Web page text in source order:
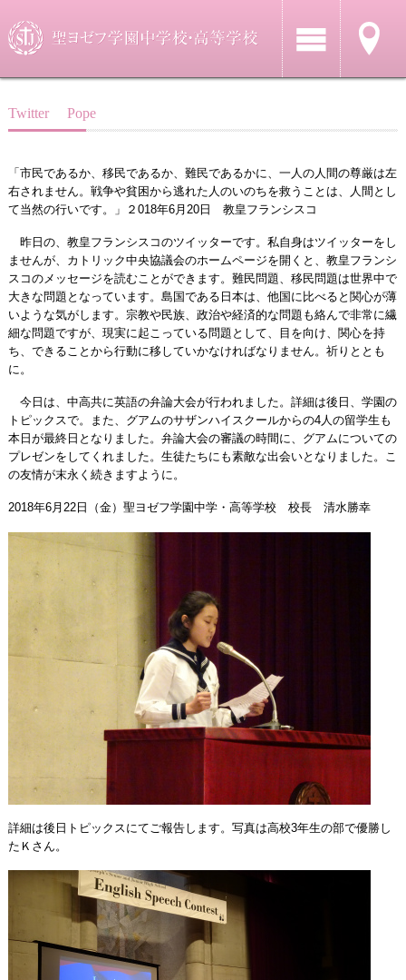
Twitter Pope
「市民であるか、移民であるか、難民であるかに、一人の人間の尊厳は左
右されません。戦争や貧困から逃れた人のいのちを救うことは、人間とし
て当然の行いです。」２018年6月20日 教皇フランシスコ
昨日の、教皇フランシスコのツイッターです。私自身はツイッターをし
ませんが、カトリック中央協議会のホームページを開くと、教皇フランシ
スコのメッセージを読むことができます。難民問題、移民問題は世界中で
大きな問題となっています。島国である日本は、他国に比べると関心が薄
いような気がします。宗教や民族、政治や経済的な問題も絡んで非常に繊
細な問題ですが、現実に起こっている問題として、目を向け、関心を持
ち、できることから行動に移していかなければなりません。祈りととも
に。
今日は、中高共に英語の弁論大会が行われました。詳細は後日、学園の
トピックスで。また、グアムのサザンハイスクールからの4人の留学生も
本日が最終日となりました。弁論大会の審議の時間に、グアムについての
プレゼンをしてくれました。生徒たちにも素敵な出会いとなりました。こ
の友情が末永く続きますように。
2018年6月22日（金）聖ヨゼフ学園中学・高等学校 校長 清水勝幸
詳細は後日トピックスにてご報告します。写真は高校3年生の部で優勝し
たＫさん。